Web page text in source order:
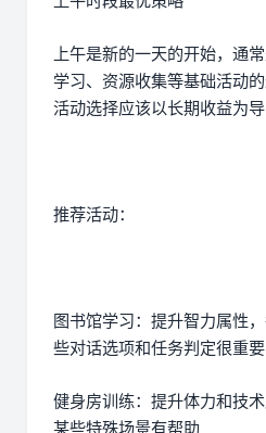
上午是新的一天的开始，通
学习、资源收集等基础活动
活动选择应该以长期收益为导
推荐活动：
图书馆学习：提升智力属性
些对话选项和任务判定很重要
健身房训练：提升体力和技
某些特殊场景有帮助